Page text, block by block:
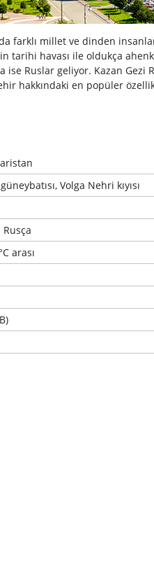
farklı millet ve dinden
tarihi havası ile oldukça
Ruslar geliyor. Kazan Gezi
hakkındaki en popüler
Volga Nehri kıyısı
Rusça
arası